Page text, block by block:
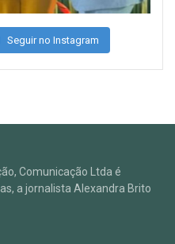
Seguir no Instagram
Comunicação Ltda é
a jornalista Alexandra Brito